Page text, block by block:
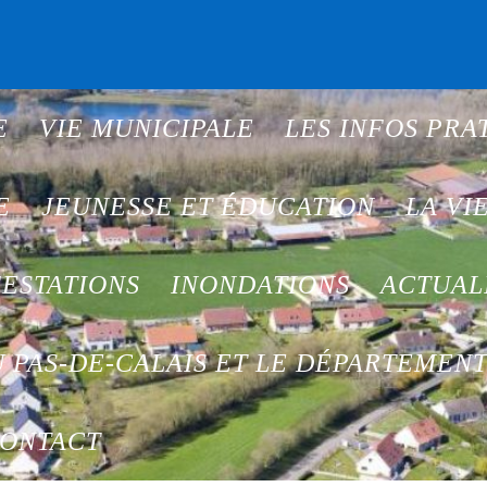
VIE MUNICIPALE LES INFOS
JEUNESSE ET ÉDUCATION LA
INONDATIONS
PAS-DE-CALAIS ET LE DÉPARTEMENT